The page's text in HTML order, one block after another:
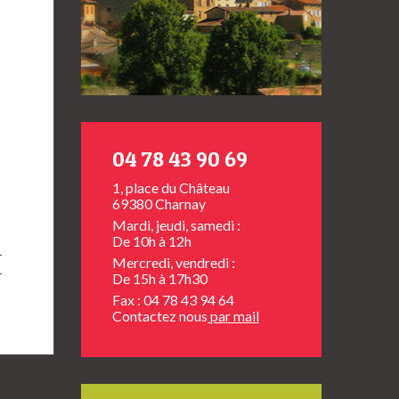
04 78 43 90 69
1, place du Château
69380 Charnay
Mardi, jeudi, samedi :
De 10h à 12h
Mercredi, vendredi :
De 15h à 17h30
Fax : 04 78 43 94 64
Contactez nous par mail